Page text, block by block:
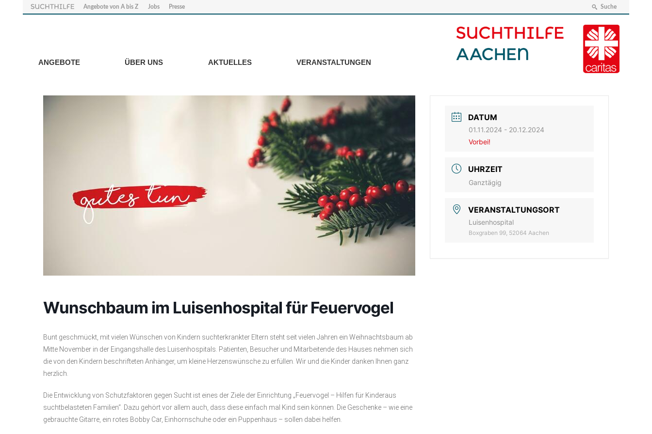
Angebote von A bis Z Jobs Presse Suche
ANGEBOTE ÜBER UNS AKTUELLES VERANSTALTUNGEN
Wunschbaum im Luisenhospital für Feuervogel
Bunt geschmückt, mit vielen Wünschen von Kindern suchterkrankter Eltern steht seit vielen Jahren ein Weihnachtsbaum ab
Mitte November in der Eingangshalle des Luisenhospitals. Patienten, Besucher und Mitarbeitende des Hauses nehmen sich
die von den Kindern beschrifteten Anhänger, um kleine Herzenswünsche zu erfüllen. Wir und die Kinder danken Ihnen ganz
herzlich.
Die Entwicklung von Schutzfaktoren gegen Sucht ist eines der Ziele der Einrichtung „Feuervogel – Hilfen für Kinderaus
suchtbelasteten Familien“. Dazu gehört vor allem auch, dass diese einfach mal Kind sein können. Die Geschenke – wie eine
gebrauchte Gitarre, ein rotes Bobby Car, Einhornschuhe oder ein Puppenhaus – sollen dabei helfen.
DATUM
01.11.2024 - 20.12.2024
Vorbei!
UHRZEIT
Ganztägig
VERANSTALTUNGSORT
Luisenhospital
Boxgraben 99, 52064 Aachen